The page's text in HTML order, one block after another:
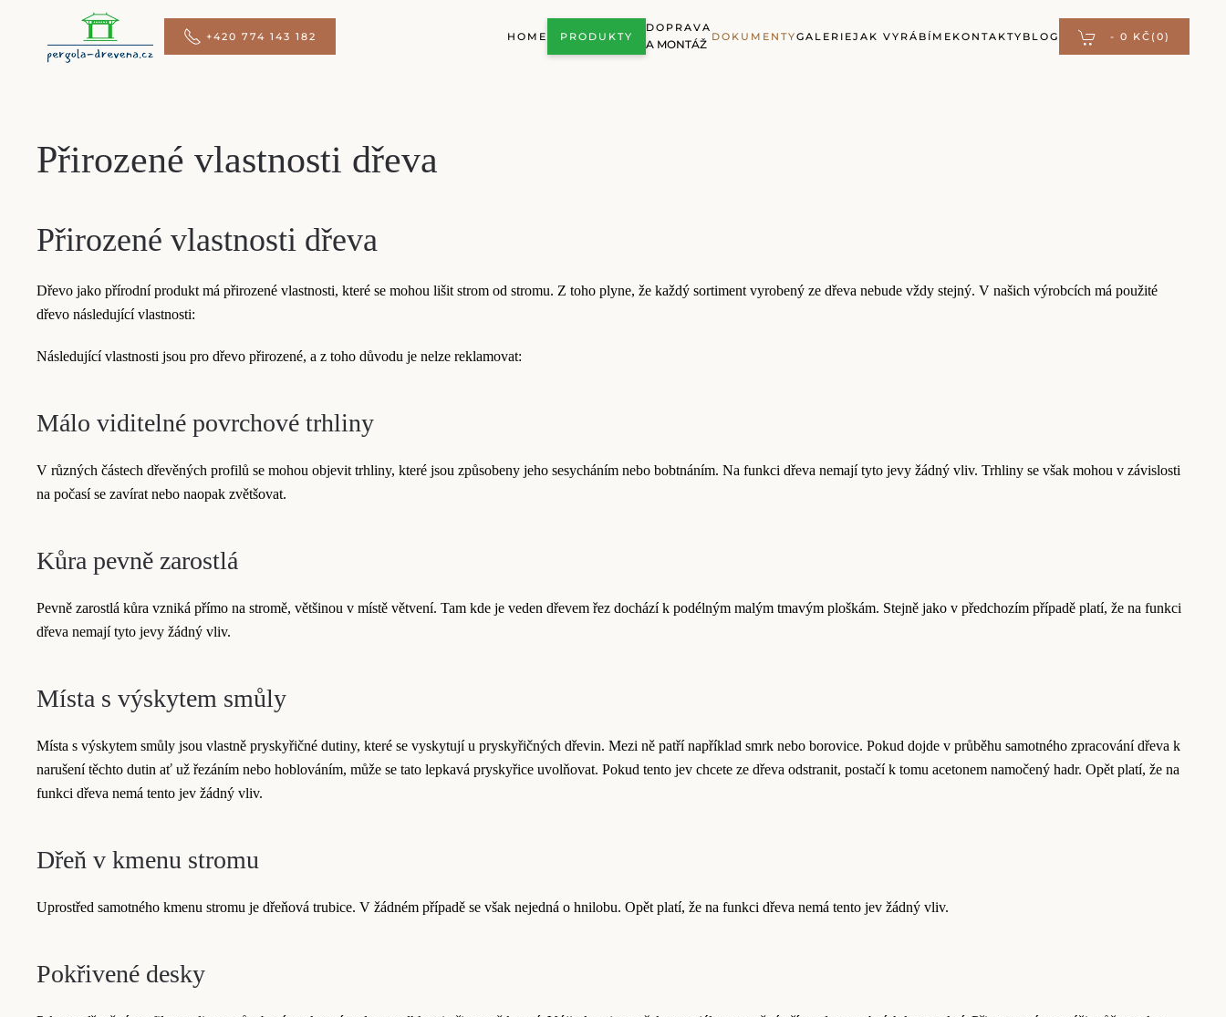
Přejít na hlavní obsah +420 774 143 182 HOME PRODUKTY
DOPRAVA
A MONTÁŽ
DOKUMENTYGALERIEJAK VYRÁBÍME KONTAKTY BLOG - 0 KČ (0)
Přirozené vlastnosti dřeva
Přirozené vlastnosti dřeva
Dřevo jako přírodní produkt má přirozené vlastnosti, které se mohou lišit strom od stromu. Z toho plyne, že každý sortiment vyrobený ze dřeva nebude vždy stejný. V našich výrobcích má použité
dřevo následující vlastnosti:
Následující vlastnosti jsou pro dřevo přirozené, a z toho důvodu je nelze reklamovat:
Málo viditelné povrchové trhliny
V různých částech dřevěných profilů se mohou objevit trhliny, které jsou způsobeny jeho sesycháním nebo bobtnáním. Na funkci dřeva nemají tyto jevy žádný vliv. Trhliny se však mohou v závislosti
na počasí se zavírat nebo naopak zvětšovat.
Kůra pevně zarostlá
Pevně zarostlá kůra vzniká přímo na stromě, většinou v místě větvení. Tam kde je veden dřevem řez dochází k podélným malým tmavým ploškám. Stejně jako v předchozím případě platí, že na funkci
dřeva nemají tyto jevy žádný vliv.
Místa s výskytem smůly
Místa s výskytem smůly jsou vlastně pryskyřičné dutiny, které se vyskytují u pryskyřičných dřevin. Mezi ně patří například smrk nebo borovice. Pokud dojde v průběhu samotného zpracování dřeva k
narušení těchto dutin ať už řezáním nebo hoblováním, může se tato lepkavá pryskyřice uvolňovat. Pokud tento jev chcete ze dřeva odstranit, postačí k tomu acetonem namočený hadr. Opět platí, že na
funkci dřeva nemá tento jev žádný vliv.
Dřeň v kmenu stromu
Uprostřed samotného kmenu stromu je dřeňová trubice. V žádném případě se však nejedná o hnilobu. Opět platí, že na funkci dřeva nemá tento jev žádný vliv.
Pokřivené desky